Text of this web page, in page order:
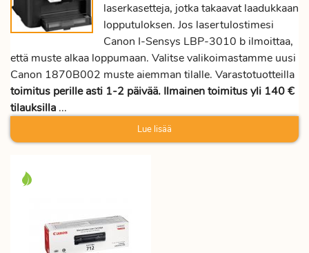
laserkasetteja, jotka takaavat laadukkaan
lopputuloksen. Jos lasertulostimesi
Canon I-Sensys LBP-3010 b ilmoittaa,
että muste alkaa loppumaan. Valitse valikoimastamme uusi
Canon 1870B002 muste aiemman tilalle. Varastotuotteilla
toimitus perille asti 1-2 päivää. Ilmainen toimitus yli 140 €
tilauksilla ...
Lue lisää